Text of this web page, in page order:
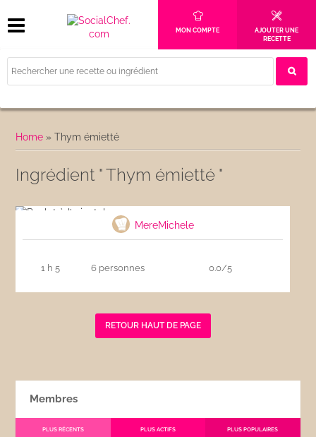
MON COMPTE
AJOUTER UNE
RECETTE
Home »Thym émietté
Ingrédient " Thym émietté "
MereMichele
1 h 5 6 personnes 0.0/5
RETOUR HAUT DE PAGE
Membres
PLUS RÉCENTS PLUS ACTIFS PLUS POPULAIRES